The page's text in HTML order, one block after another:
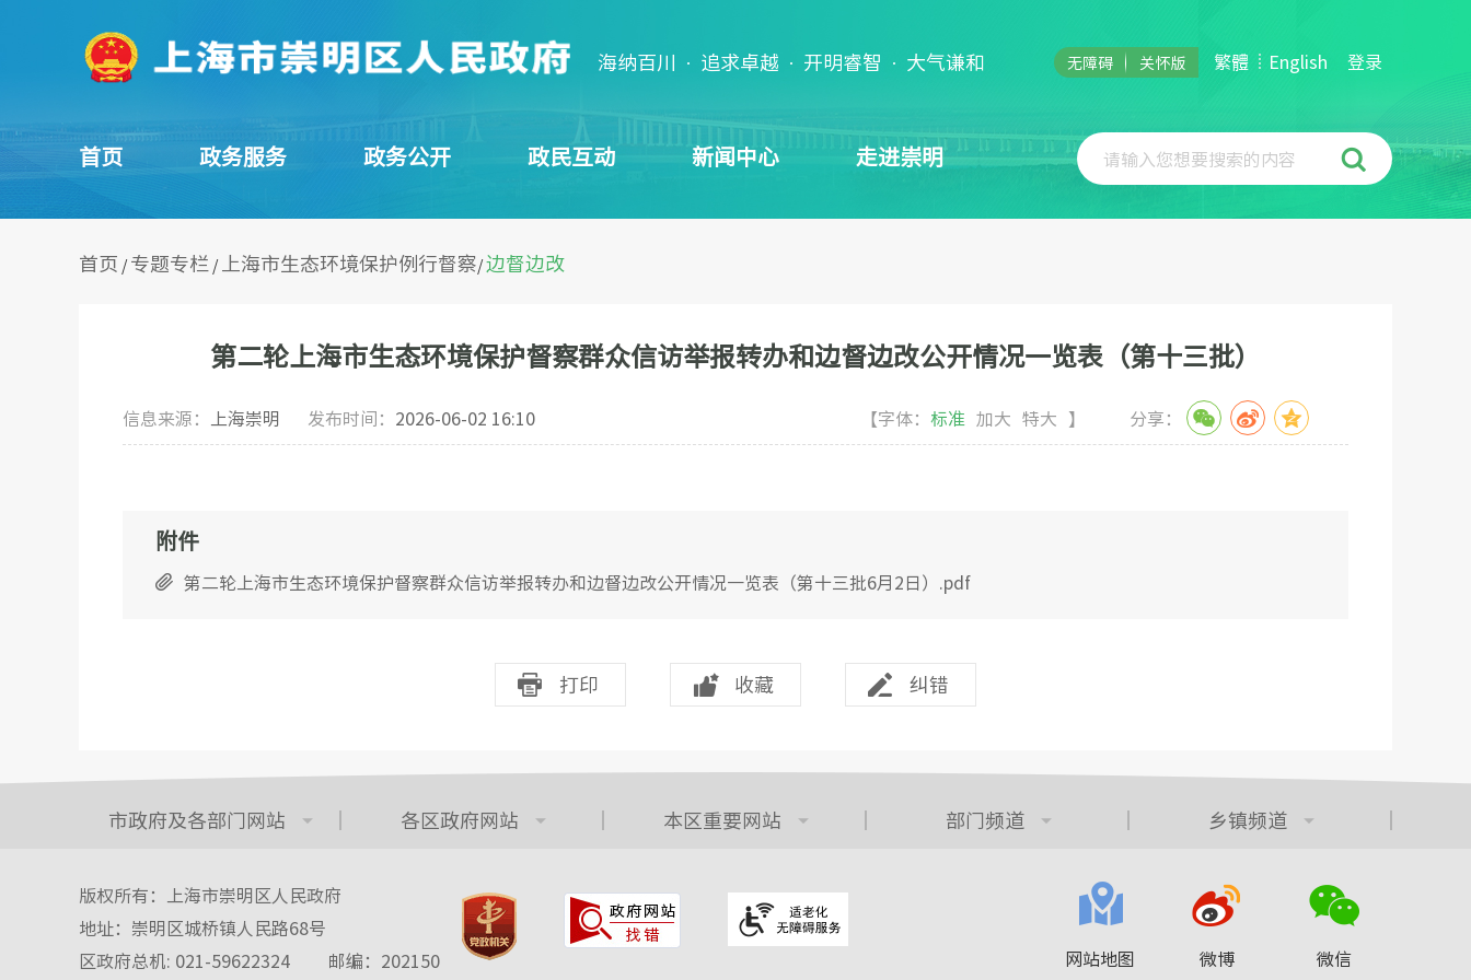
海纳百川 · 追求卓越 · 开明睿智 · 大气谦和 无障碍 关怀版 繁體 English 登录
首页 政务服务 政务公开 政民互动 新闻中心 走进崇明 请输入您想要搜索的内容
首页 /专题专栏 /上海市生态环境保护例行督察/边督边改
第二轮上海市生态环境保护督察群众信访举报转办和边督边改公开情况一览表（第十三批）
信息来源： 上海崇明 发布时间： 2026-06-02 16:10 【字体： 标准 加大 特大 】 分享：
附件
第二轮上海市生态环境保护督察群众信访举报转办和边督边改公开情况一览表（第十三批6月2日）.pdf
打印 收藏 纠错
市政府及各部门网站 各区政府网站 本区重要网站 部门频道 乡镇频道
版权所有：上海市崇明区人民政府
地址：崇明区城桥镇人民路68号
区政府总机: 021-59622324
邮编：202150 网站地图 微博 微信